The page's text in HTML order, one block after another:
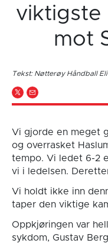
viktigste
mot
Tekst: Nøtterøy Håndball
Vi gjorde en meget
og overrasket
tempo. Vi ledet 6-2
vi i ledelsen.
Vi holdt ikke inn
taper den viktige
Oppkjøringen var
sykdom, Gustav